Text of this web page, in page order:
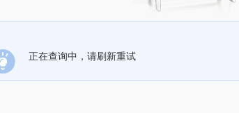
正在查询中，请刷新重试